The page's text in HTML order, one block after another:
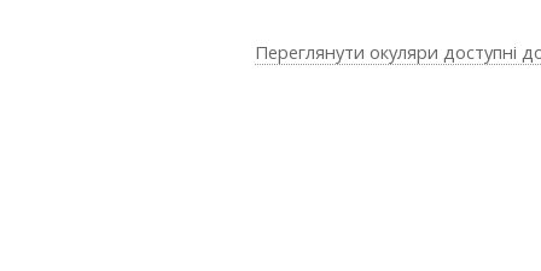
Переглянути окуляри доступні